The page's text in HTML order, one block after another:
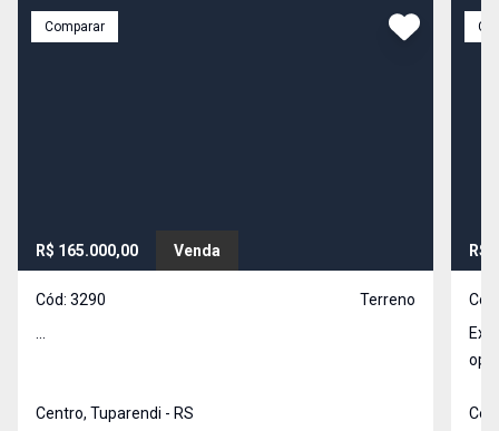
Comparar
R$ 165.000,00 Venda
Cód: 3290
Terreno
Centro, Tuparendi - RS
R$